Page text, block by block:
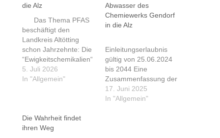
die Alz
Das Thema PFAS
beschäftigt den
Landkreis Altötting
schon Jahrzehnte: Die
“Ewigkeitschemikalien“
aus der chemischen
Industrie, die zum Teil
müssen mittels
Aktivkohlefilter aus
5. Juli 2026
In "Allgemein"
Abwasser des
Chemiewerks Gendorf
in die Alz
Einleitungserlaubnis
gültig von 25.06.2024
bis 2044 Eine
Zusammenfassung der
BINT 1. Rahmen und
Hintergrund
17. Juni 2025
In "Allgemein"
Die Wahrheit findet
ihren Weg